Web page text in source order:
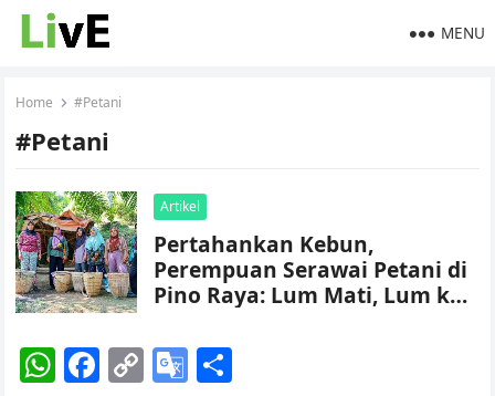
MENU
Home #Petani
#Petani
Artikel
Pertahankan Kebun,
Perempuan Serawai Petani di
Pino Raya: Lum Mati, Lum ke
W F C G